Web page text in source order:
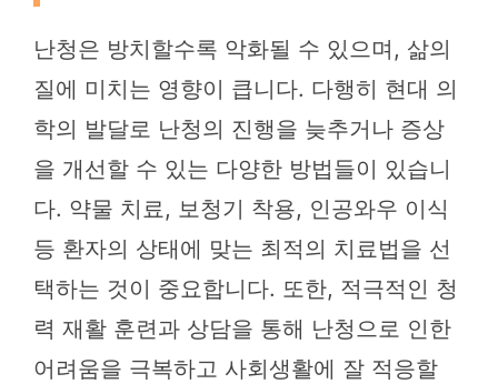
난청은 방치할수록 악화될 수 있으며, 삶의
질에 미치는 영향이 큽니다. 다행히 현대 의
학의 발달로 난청의 진행을 늦추거나 증상
을 개선할 수 있는 다양한 방법들이 있습니
다. 약물 치료, 보청기 착용, 인공와우 이식
등 환자의 상태에 맞는 최적의 치료법을 선
택하는 것이 중요합니다. 또한, 적극적인 청
력 재활 훈련과 상담을 통해 난청으로 인한
어려움을 극복하고 사회생활에 잘 적응할